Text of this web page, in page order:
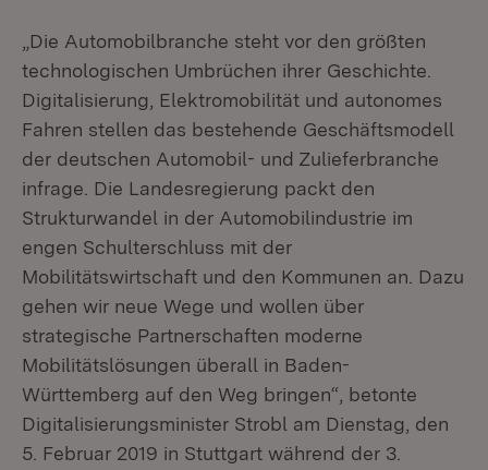
„Die Automobilbranche steht vor den größten
technologischen Umbrüchen ihrer Geschichte.
Digitalisierung, Elektromobilität und autonomes
Fahren stellen das bestehende Geschäftsmodell
der deutschen Automobil- und Zulieferbranche
infrage. Die Landesregierung packt den
Strukturwandel in der Automobilindustrie im
engen Schulterschluss mit der
Mobilitätswirtschaft und den Kommunen an. Dazu
gehen wir neue Wege und wollen über
strategische Partnerschaften moderne
Mobilitätslösungen überall in Baden-
Württemberg auf den Weg bringen“, betonte
Digitalisierungsminister Strobl am Dienstag, den
5. Februar 2019 in Stuttgart während der 3.